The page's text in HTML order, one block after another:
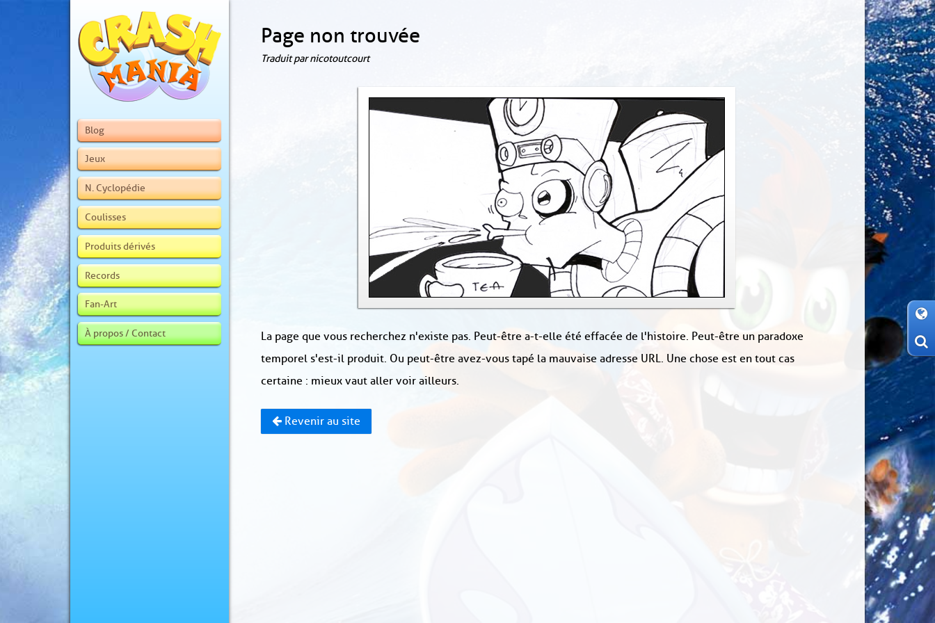
Blog
Jeux
N. Cyclopédie
Coulisses
Produits dérivés
Records
Fan-Art
À propos / Contact
Page non trouvée
Traduit par nicotoutcourt
La page que vous recherchez n'existe pas. Peut-être a-t-elle été effacée de l'histoire. Peut-être un paradoxe
temporel s'est-il produit. Ou peut-être avez-vous tapé la mauvaise adresse URL. Une chose est en tout cas
certaine : mieux vaut aller voir ailleurs.
Revenir au site